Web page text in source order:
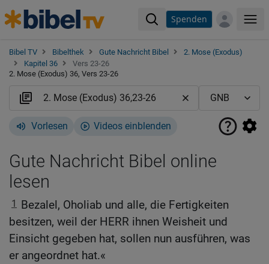
Spenden
Bibel TV Bibelthek Gute Nachricht Bibel
2. Mose (Exodus)
Kapitel 36
Vers 23-26
2. Mose (Exodus) 36, Vers 23-26
Vorlesen Videos einblenden
Gute Nachricht Bibel online
lesen
1 Bezalel, Oholiab und alle, die Fertigkeiten
besitzen, weil der HERR ihnen Weisheit und
Einsicht gegeben hat, sollen nun ausführen, was
er angeordnet hat.«